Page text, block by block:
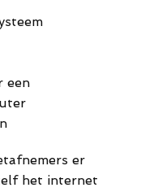
een
er
het internet